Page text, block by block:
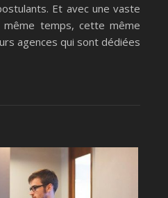
Et avec une vaste
temps, cette même
agences qui sont dédiées